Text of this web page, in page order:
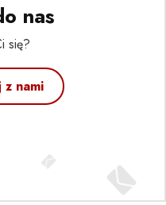
nas
się?
z nami